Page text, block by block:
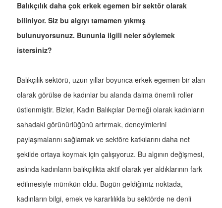
Balıkçılık daha çok erkek egemen bir sektör olarak
biliniyor. Siz bu algıyı tamamen yıkmış
bulunuyorsunuz. Bununla ilgili neler söylemek
istersiniz?
Balıkçılık sektörü, uzun yıllar boyunca erkek egemen bir alan
olarak görülse de kadınlar bu alanda daima önemli roller
üstlenmiştir. Bizler, Kadın Balıkçılar Derneği olarak kadınların
sahadaki görünürlüğünü artırmak, deneyimlerini
paylaşmalarını sağlamak ve sektöre katkılarını daha net
şekilde ortaya koymak için çalışıyoruz. Bu algının değişmesi,
aslında kadınların balıkçılıkta aktif olarak yer aldıklarının fark
edilmesiyle mümkün oldu. Bugün geldiğimiz noktada,
kadınların bilgi, emek ve kararlılıkla bu sektörde ne denli